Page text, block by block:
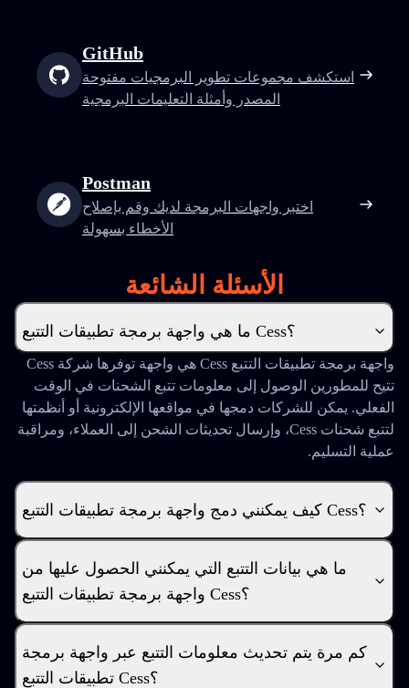
GitHub
استكشف مجموعات تطوير البرمجيات مفتوحة
المصدر وأمثلة التعليمات البرمجية
Postman
اختبر واجهات البرمجة لديك وقم بإصلاح
الأخطاء بسهولة
الأسئلة الشائعة
ما هي واجهة برمجة تطبيقات التتبع Cess؟
واجهة برمجة تطبيقات التتبع Cess هي واجهة توفرها شركة Cess
تتيح للمطورين الوصول إلى معلومات تتبع الشحنات في الوقت
الفعلي. يمكن للشركات دمجها في مواقعها الإلكترونية أو أنظمتها
لتتبع شحنات Cess، وإرسال تحديثات الشحن إلى العملاء، ومراقبة
عملية التسليم.
كيف يمكنني دمج واجهة برمجة تطبيقات التتبع Cess؟
ما هي بيانات التتبع التي يمكنني الحصول عليها من
واجهة برمجة تطبيقات التتبع Cess؟
كم مرة يتم تحديث معلومات التتبع عبر واجهة برمجة
تطبيقات التتبع Cess؟